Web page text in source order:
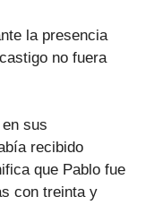
la presencia
no fuera
sus
recibido
que Pablo fue
con treinta y